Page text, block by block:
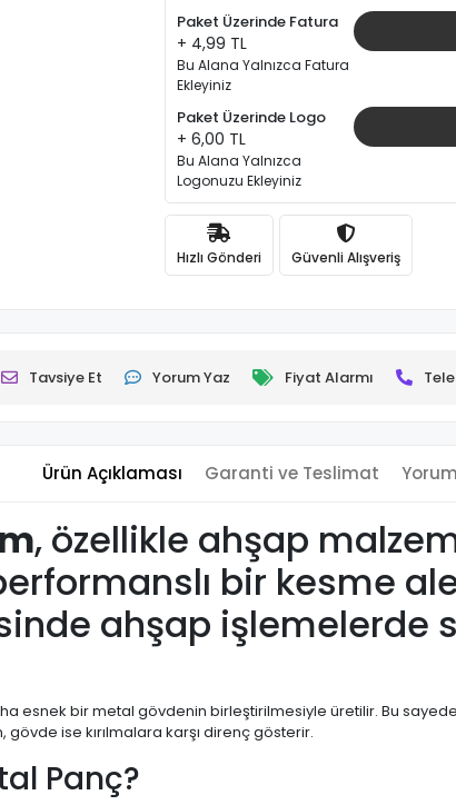
Paket Üzerinde Fatura
+ 4,99 TL
Bu Alana Yalnızca Fatura
Ekleyiniz
Paket Üzerinde Logo
+ 6,00 TL
Bu Alana Yalnızca
Logonuzu Ekleyiniz
Hızlı Gönderi Güvenli Alışveriş
Tavsiye Et Yorum Yaz Fiyat Alarmı
Ürün Açıklaması Garanti ve Teslimat
, özellikle ahşap
bir kesme
ahşap işlemelerde
esnek bir metal gövdenin birleştirilmesiyle üretilir. Bu
ise kırılmalara karşı direnç gösterir.
Panç?